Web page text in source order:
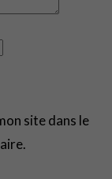
site dans le